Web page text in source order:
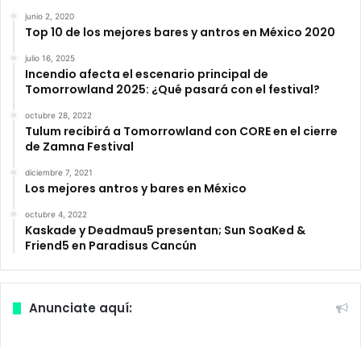
junio 2, 2020
Top 10 de los mejores bares y antros en México 2020
julio 16, 2025
Incendio afecta el escenario principal de
Tomorrowland 2025: ¿Qué pasará con el festival?
octubre 28, 2022
Tulum recibirá a Tomorrowland con CORE en el cierre
de Zamna Festival
diciembre 7, 2021
Los mejores antros y bares en México
octubre 4, 2022
Kaskade y Deadmau5 presentan; Sun SoaKed &
Friend5 en Paradisus Cancún
Anunciate aquí: